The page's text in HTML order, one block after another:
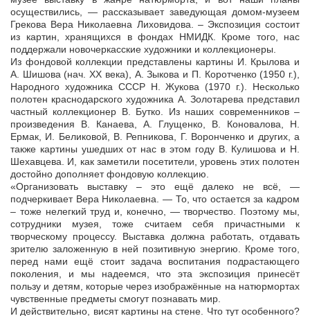
осуществились, — рассказывает заведующая домом-музеем
Грекова Вера Николаевна Лиховидова. – Экспозиция состоит
из картин, хранящихся в фондах НМИДК. Кроме того, нас
поддержали новочеркасские художники и коллекционеры.
Из фондовой коллекции представлены картины И. Крылова и
А. Шишова (нач. XX века), А. Зыкова и П. Коротченко (1950 г.),
Народного художника СССР Н. Жукова (1970 г.). Несколько
полотен краснодарского художника А. Золотарева представил
частный коллекционер В. Бутко. Из наших современников –
произведения В. Канаева, А. Глущенко, В. Коновалова, Н.
Ермак, И. Беликовой, В. Репникова, Г. Воронченко и других, а
также картины ушедших от нас в этом году В. Кулишова и Н.
Шехавцева. И, как заметили посетители, уровень этих полотен
достойно дополняет фондовую коллекцию.
«Организовать выставку – это ещё далеко не всё, —
подчеркивает Вера Николаевна. — То, что остается за кадром
– тоже нелегкий труд и, конечно, — творчество. Поэтому мы,
сотрудники музея, тоже считаем себя причастными к
творческому процессу. Выставка должна работать, отдавать
зрителю заложенную в ней позитивную энергию. Кроме того,
перед нами ещё стоит задача воспитания подрастающего
поколения, и мы надеемся, что эта экспозиция принесёт
пользу и детям, которые через изображённые на натюрмортах
чувственные предметы смогут познавать мир.
И действительно, висят картины на стене. Что тут особенного?